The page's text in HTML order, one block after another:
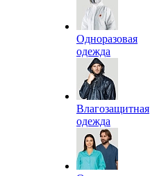
Одноразовая
одежда
Влагозащитная
одежда